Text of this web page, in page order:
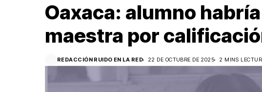
Oaxaca: alumno
maestra por
REDACCIÓN RUIDO EN LA RED 22 DE OCTUBRE DE 2025 2 MINS